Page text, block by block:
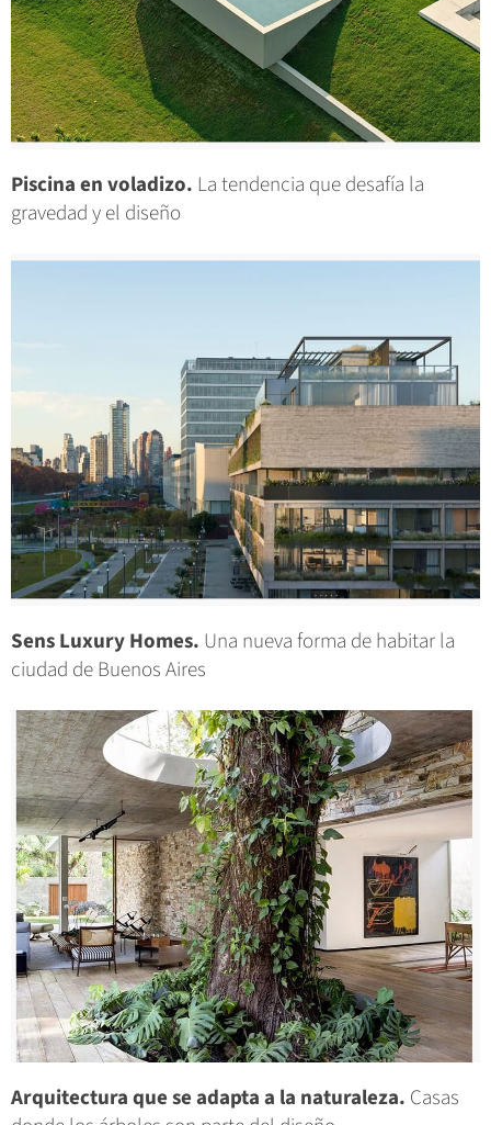
Piscina en voladizo. La tendencia que desafía la
gravedad y el diseño
Sens Luxury Homes. Una nueva forma de habitar la
ciudad de Buenos Aires
Arquitectura que se adapta a la naturaleza. Casas